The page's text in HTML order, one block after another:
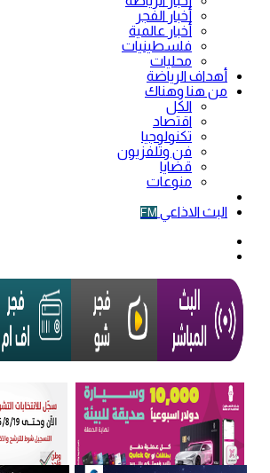
أخبار الفجر
أخبار عالمية
فلسطينيات
محليات
أهداف الرياضة
من هنا وهناك
الكل
اقتصاد
تكنولوجيا
فن وتلفزيون
قضايا
منوعات
البث الاذاعي FM